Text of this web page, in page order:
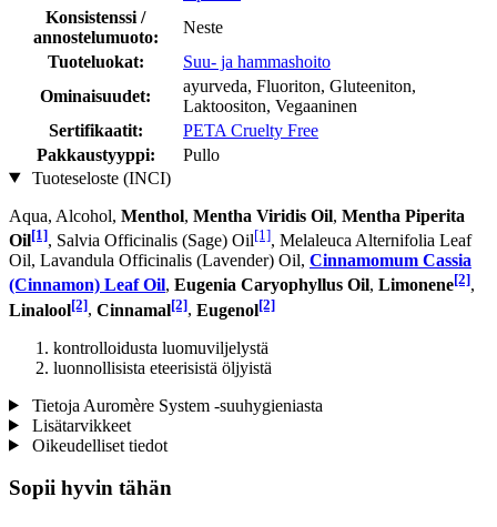
Konsistenssi /
annostelumuoto:
Neste
Tuoteluokat:
Suu- ja hammashoito
Ominaisuudet:
ayurveda, Fluoriton, Gluteeniton,
Laktoositon, Vegaaninen
Sertifikaatit:
PETA Cruelty Free
Pakkaustyyppi:
Pullo
Tuoteseloste (INCI)
Aqua, Alcohol, Menthol, Mentha Viridis Oil, Mentha Piperita
Oil[1], Salvia Officinalis (Sage) Oil[1], Melaleuca Alternifolia Leaf
Oil, Lavandula Officinalis (Lavender) Oil, Cinnamomum Cassia
(Cinnamon) Leaf Oil, Eugenia Caryophyllus Oil, Limonene[2],
Linalool[2], Cinnamal[2], Eugenol[2]
kontrolloidusta luomuviljelystä
luonnollisista eteerisistä öljyistä
Tietoja Auromère System -suuhygieniasta
Lisätarvikkeet
Oikeudelliset tiedot
Sopii hyvin tähän